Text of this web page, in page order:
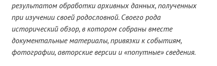
Новости культуры
Наши новости
ФОТОГАЛЕРЕЯ
результатом обработки архивных данных, полученных
при изучении своей родословной. Cвоего рода
исторический обзор, в котором собраны вместе
документальные материалы, привязки к событиям,
фотографии, авторские версии и «попутные» сведения.